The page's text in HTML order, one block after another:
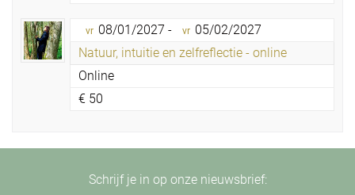
vr 08/01/2027 - vr 05/02/2027
Natuur, intuitie en zelfreflectie - online
Online
€ 50
Schrijf je in op onze nieuwsbrief: